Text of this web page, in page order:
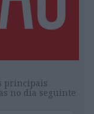
principais
no dia seguinte